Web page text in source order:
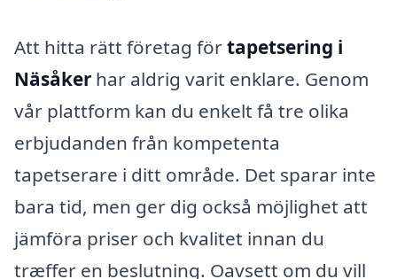
Att hitta rätt företag förtapetsering i
Näsåker har aldrig varit enklare. Genom
vår plattform kan du enkelt få tre olika
erbjudanden från kompetenta
tapetserare i ditt område. Det sparar inte
bara tid, men ger dig också möjlighet att
jämföra priser och kvalitet innan du
træffer en beslutning. Oavsett om du vill